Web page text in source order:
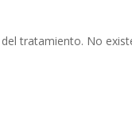
tratamiento. No